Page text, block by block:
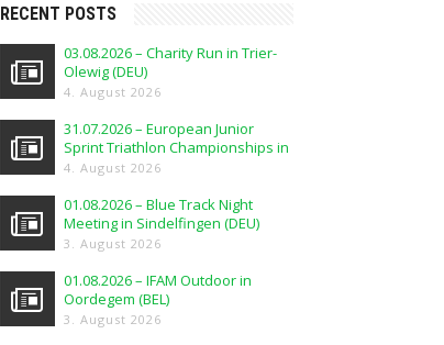
RECENT POSTS
03.08.2026 – Charity Run in Trier-
Olewig (DEU)
4. August 2026
31.07.2026 – European Junior
Sprint Triathlon Championships in
Elblag (POL)
4. August 2026
01.08.2026 – Blue Track Night
Meeting in Sindelfingen (DEU)
3. August 2026
01.08.2026 – IFAM Outdoor in
Oordegem (BEL)
3. August 2026